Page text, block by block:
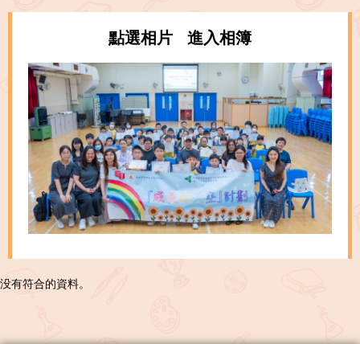
點選相片 進入相簿
没有符合的資料。